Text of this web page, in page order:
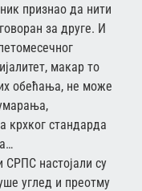
признао да нити
за друге. И
макар то
обећања, не може
стандарда
настојали су
углед и преотму